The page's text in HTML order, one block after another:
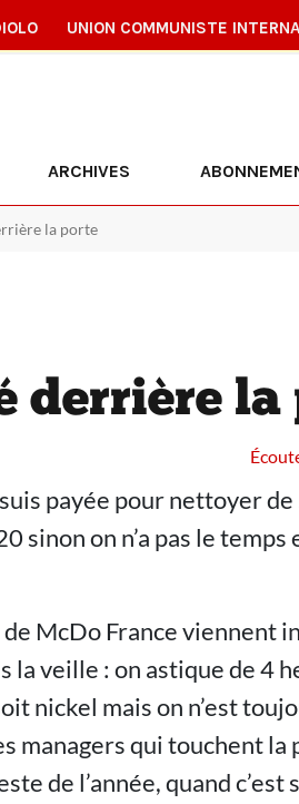
UNION COMMUNISTE
ARCHIVES
la porte
derrière la
payée pour nettoyer de
sinon on n’a pas le
McDo France viennent
veille : on astique de 4
nickel mais on n’est
managers qui touchent la
de l’année, quand c’est